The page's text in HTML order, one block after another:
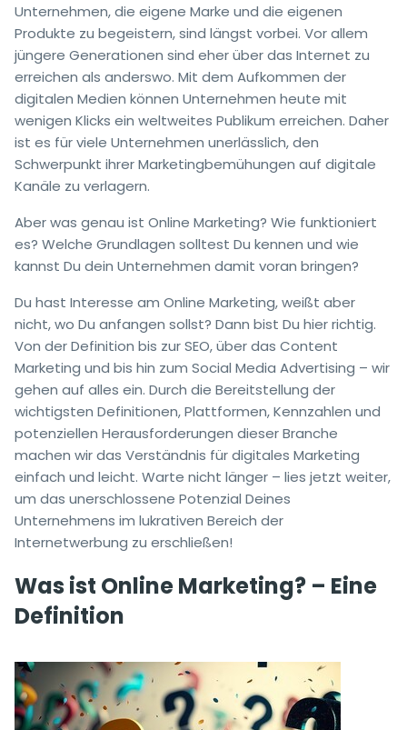
Unternehmen, die eigene Marke und die eigenen
Produkte zu begeistern, sind längst vorbei. Vor allem
jüngere Generationen sind eher über das Internet zu
erreichen als anderswo. Mit dem Aufkommen der
digitalen Medien können Unternehmen heute mit
wenigen Klicks ein weltweites Publikum erreichen. Daher
ist es für viele Unternehmen unerlässlich, den
Schwerpunkt ihrer Marketingbemühungen auf digitale
Kanäle zu verlagern.
Aber was genau ist Online Marketing? Wie funktioniert
es? Welche Grundlagen solltest Du kennen und wie
kannst Du dein Unternehmen damit voran bringen?
Du hast Interesse am Online Marketing, weißt aber
nicht, wo Du anfangen sollst? Dann bist Du hier richtig.
Von der Definition bis zur SEO, über das Content
Marketing und bis hin zum Social Media Advertising – wir
gehen auf alles ein. Durch die Bereitstellung der
wichtigsten Definitionen, Plattformen, Kennzahlen und
potenziellen Herausforderungen dieser Branche
machen wir das Verständnis für digitales Marketing
einfach und leicht. Warte nicht länger – lies jetzt weiter,
um das unerschlossene Potenzial Deines
Unternehmens im lukrativen Bereich der
Internetwerbung zu erschließen!
Was ist Online Marketing? – Eine
Definition